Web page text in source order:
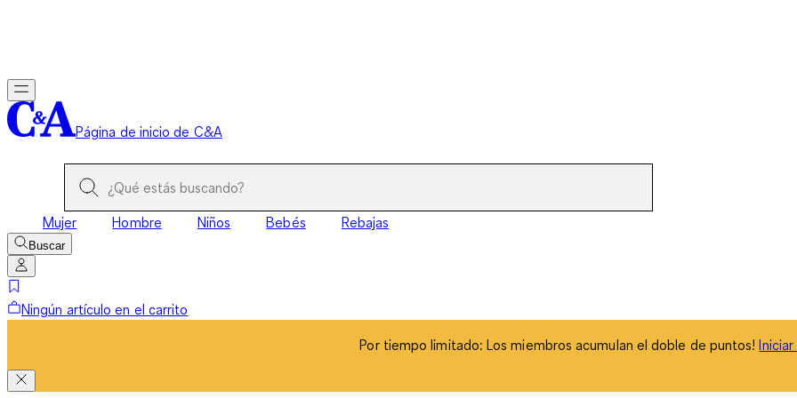
Página de inicio de C&A
Mujer Hombre Niños Bebés Rebajas
Buscar
Ningún artículo en el carrito
Por tiempo limitado: Los miembros acumulan el doble de puntos!